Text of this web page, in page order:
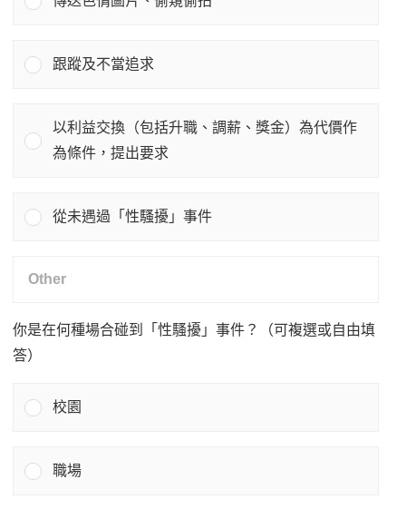
跟蹤及不當追求
以利益交換（包括升職、調薪、獎金）為代價作
為條件，提出要求
從未遇過「性騷擾」事件
你是在何種場合碰到「性騷擾」事件？（可複選或自由填
答）
校園
職場